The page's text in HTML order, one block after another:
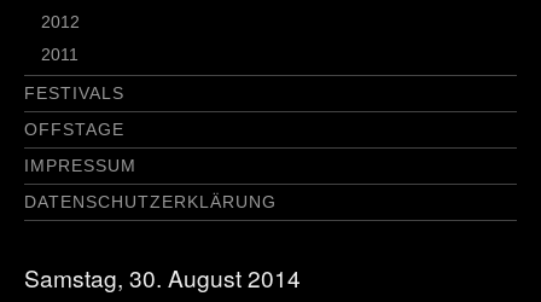
2012
2011
FESTIVALS
OFFSTAGE
IMPRESSUM
DATENSCHUTZERKLÄRUNG
Samstag, 30. August 2014